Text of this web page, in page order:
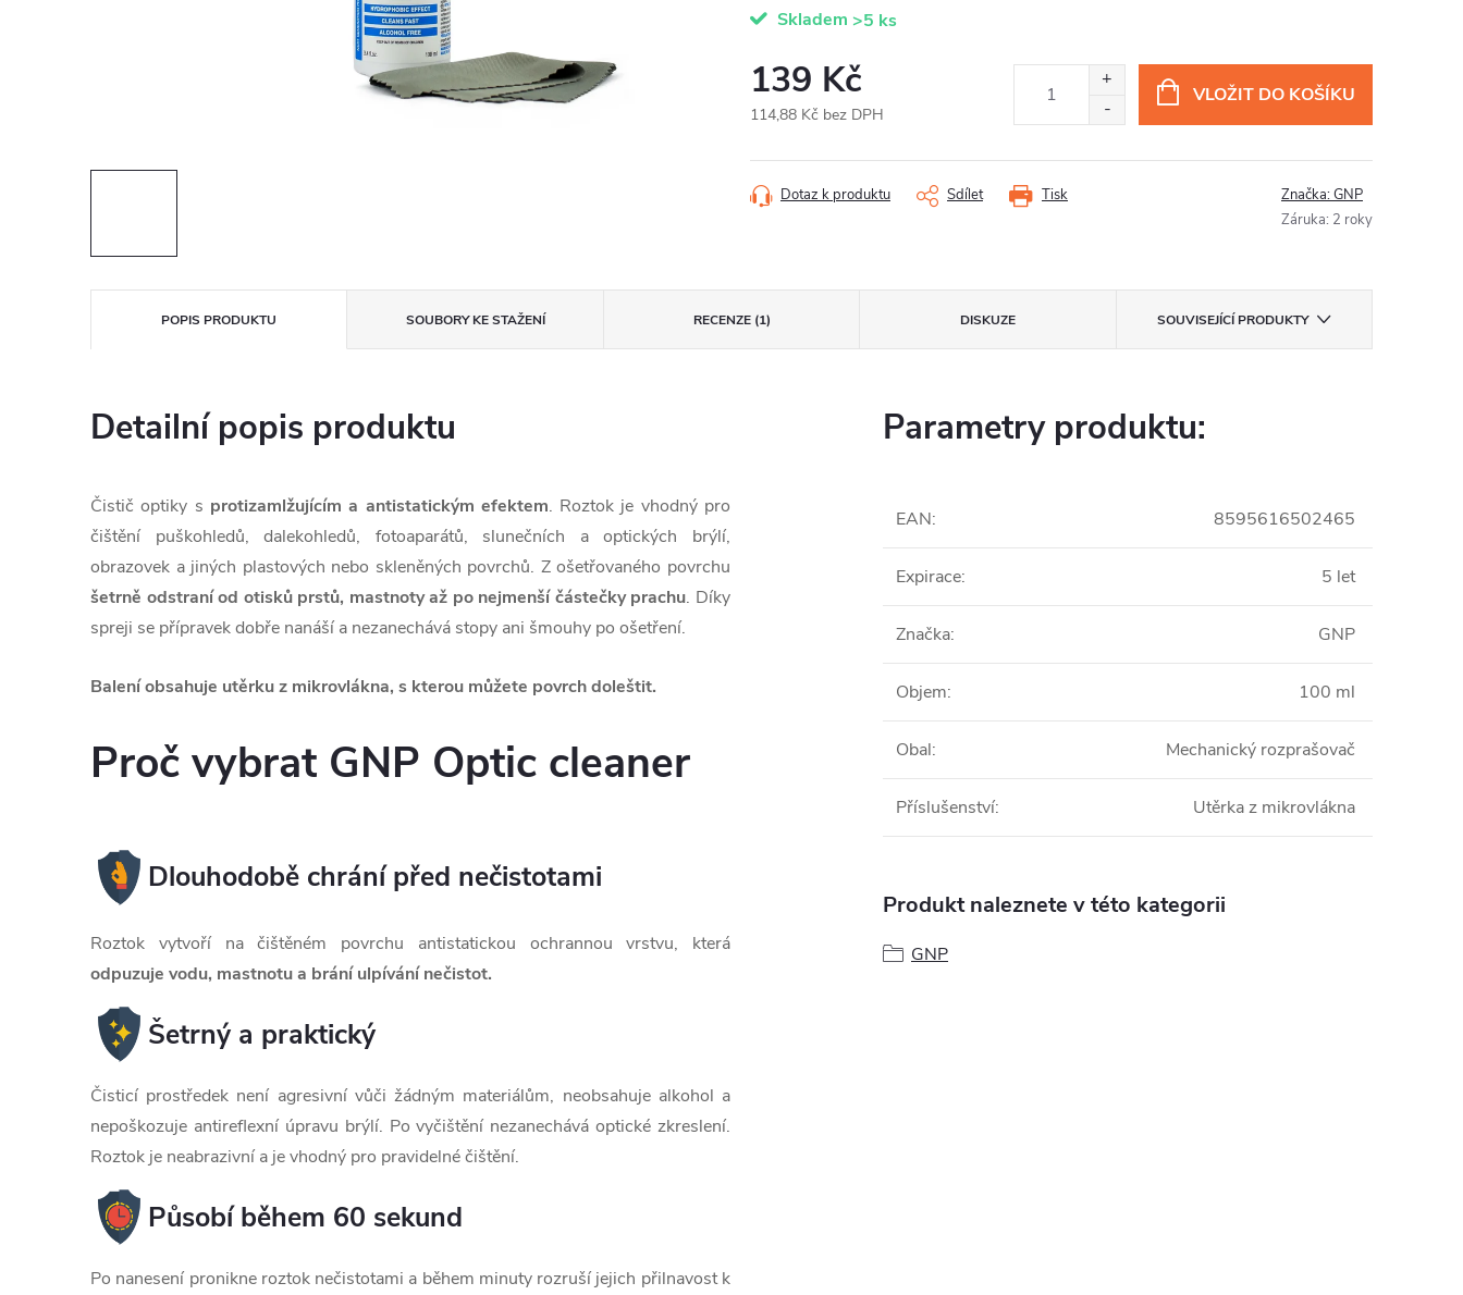
Skladem >5 ks
139 Kč
114,88 Kč bez DPH
cena:
VLOŽIT DO KOŠÍKU
Tisk
Dotaz k produktu Sdílet Značka:GNP
Záruka: 2 roky
POPIS PRODUKTU SOUBORY KE STAŽENÍ RECENZE (1) DISKUZE SOUVISEJÍCÍ PRODUKTY
Detailní popis produktu
Čistič optiky s protizamlžujícím a antistatickým efektem. Roztok je vhodný pro
čištění puškohledů, dalekohledů, fotoaparátů, slunečních a optických brýlí,
obrazovek a jiných plastových nebo skleněných povrchů. Z ošetřovaného povrchu
šetrně odstraní od otisků prstů, mastnoty až po nejmenší částečky prachu. Díky
spreji se přípravek dobře nanáší a nezanechává stopy ani šmouhy po ošetření.
Balení obsahuje utěrku z mikrovlákna, s kterou můžete povrch doleštit.
Proč vybrat GNP Optic cleaner
Dlouhodobě chrání před nečistotami
Roztok vytvoří na čištěném povrchu antistatickou ochrannou vrstvu, která
odpuzuje vodu, mastnotu a brání ulpívání nečistot.
Šetrný a praktický
Čisticí prostředek není agresivní vůči žádným materiálům, neobsahuje alkohol a
nepoškozuje antireflexní úpravu brýlí. Po vyčištění nezanechává optické zkreslení.
Roztok je neabrazivní a je vhodný pro pravidelné čištění.
Působí během 60 sekund
Po nanesení pronikne roztok nečistotami a během minuty rozruší jejich přilnavost k
Parametry produktu:
EAN: 8595616502465
Expirace: 5 let
Značka: GNP
Objem: 100 ml
Obal: Mechanický rozprašovač
Příslušenství: Utěrka z mikrovlákna
Produkt naleznete v této kategorii
GNP